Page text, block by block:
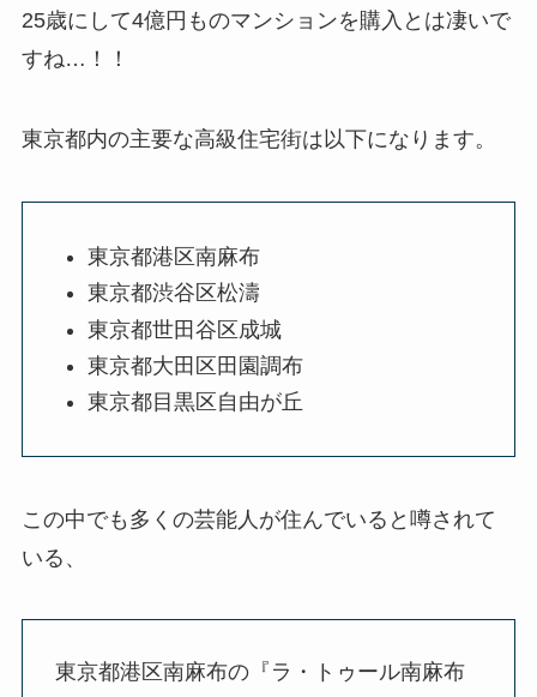
25歳にして4億円ものマンションを購入とは凄いで
すね…！！
東京都内の主要な高級住宅街は以下になります。
東京都港区南麻布
東京都渋谷区松濤
東京都世田谷区成城
東京都大田区田園調布
東京都目黒区自由が丘
この中でも多くの芸能人が住んでいると噂されて
いる、
東京都港区南麻布の『ラ・トゥール南麻布